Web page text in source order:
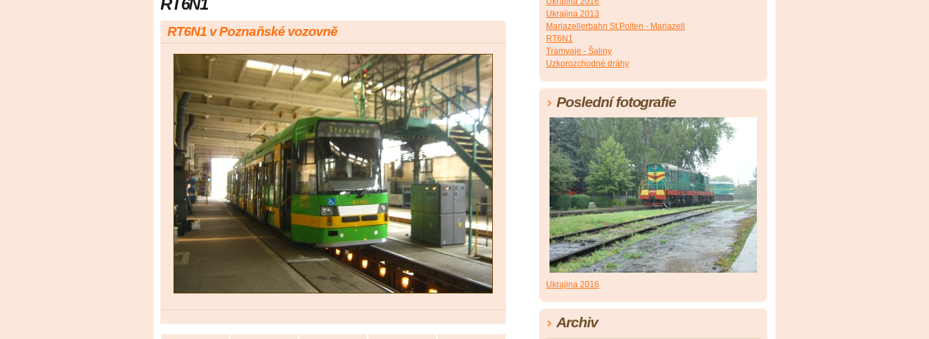
RT6N1
RT6N1 v Poznaňské vozovně
Ukrajina 2013
Mariazellerbahn St.Polten - Mariazell
RT6N1
Tramvaje - Šaliny
Uzkorozchodné dráhy
Poslední fotografie
Ukrajina 2016
Archiv